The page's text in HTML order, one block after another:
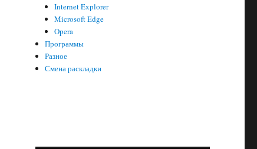
Internet Explorer
Microsoft Edge
Opera
Программы
Разное
Смена раскладки